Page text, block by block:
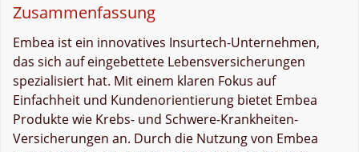
Zusammenfassung
Embea ist ein innovatives Insurtech-Unternehmen,
das sich auf eingebettete Lebensversicherungen
spezialisiert hat. Mit einem klaren Fokus auf
Einfachheit und Kundenorientierung bietet Embea
Produkte wie Krebs- und Schwere-Krankheiten-
Versicherungen an. Durch die Nutzung von Embea